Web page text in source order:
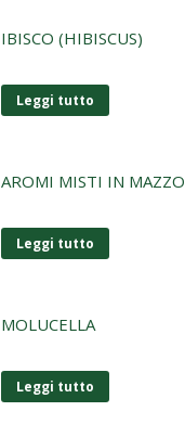
IBISCO (HIBISCUS)
Leggi tutto
AROMI MISTI IN MAZZO
Leggi tutto
MOLUCELLA
Leggi tutto